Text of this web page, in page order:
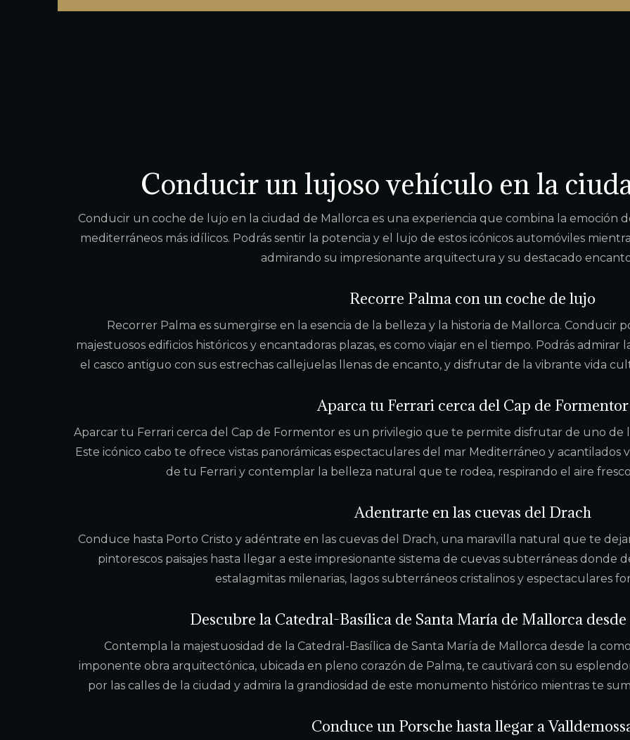
Conducir un lujoso vehículo en la
Conducir un coche de lujo en la ciudad de Mallorca es una experiencia que combina la emoción
mediterráneos más idílicos. Podrás sentir la potencia y el lujo de estos icónicos automóviles
admirando su impresionante arquitectura y su destacado
Recorre Palma con un coche de lujo
Recorrer Palma es sumergirse en la esencia de la belleza y la historia de Mallorca. Conducir
majestuosos edificios históricos y encantadoras plazas, es como viajar en el tiempo. Podrás
el casco antiguo con sus estrechas callejuelas llenas de encanto, y disfrutar de la vibrante vida
Aparca tu Ferrari cerca del Cap de Formentor
Aparcar tu Ferrari cerca del Cap de Formentor es un privilegio que te permite disfrutar de uno de
Este icónico cabo te ofrece vistas panorámicas espectaculares del mar Mediterráneo y acantilados
de tu Ferrari y contemplar la belleza natural que te rodea, respirando el aire
Adentrarte en las cuevas del Drach
Conduce hasta Porto Cristo y adéntrate en las cuevas del Drach, una maravilla natural que te
pintorescos paisajes hasta llegar a este impresionante sistema de cuevas subterráneas donde
estalagmitas milenarias, lagos subterráneos cristalinos y espectaculares
Descubre la Catedral-Basílica de Santa María de Mallorca
Contempla la majestuosidad de la Catedral-Basílica de Santa María de Mallorca desde la
imponente obra arquitectónica, ubicada en pleno corazón de Palma, te cautivará con su
por las calles de la ciudad y admira la grandiosidad de este monumento histórico mientras te
Conduce un Porsche hasta llegar a